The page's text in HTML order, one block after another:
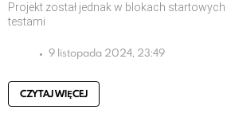
Projekt został jednak w blokach
testami
9 listopada 2024, 23:49
CZYTAJ WIĘCEJ